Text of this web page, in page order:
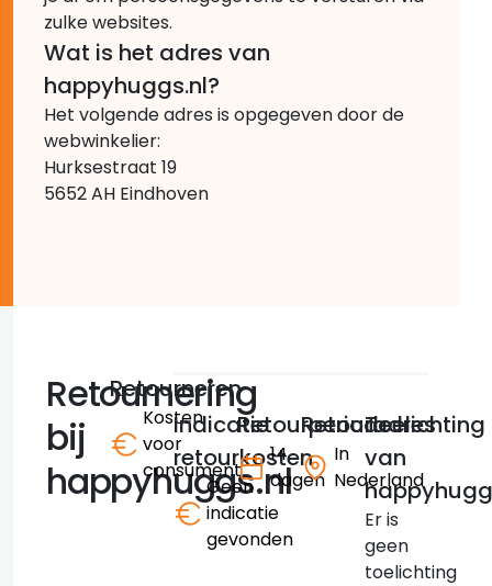
zulke websites.
Wat is het adres van
happyhuggs.nl?
Het volgende adres is opgegeven door de
webwinkelier:
Hurksestraat 19
5652 AH Eindhoven
Retournering
bij
happyhuggs.nl
Retourneren
Kosten
voor
consument
Indicatie
retourkosten
Geen
indicatie
gevonden
Retourperiode
14
dagen
Retouradres
In
Nederland
Toelichting
van
Er is
geen
toelichting